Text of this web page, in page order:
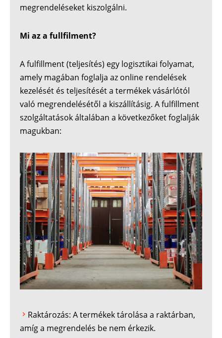
megrendeléseket kiszolgálni.
Mi az a fullfilment?
A fulfillment (teljesítés) egy logisztikai folyamat,
amely magában foglalja az online rendelések
kezelését és teljesítését a termékek vásárlótól
való megrendelésétől a kiszállításig. A fulfillment
szolgáltatások általában a következőket foglalják
magukban:
Raktározás: A termékek tárolása a raktárban,
amíg a megrendelés be nem érkezik.